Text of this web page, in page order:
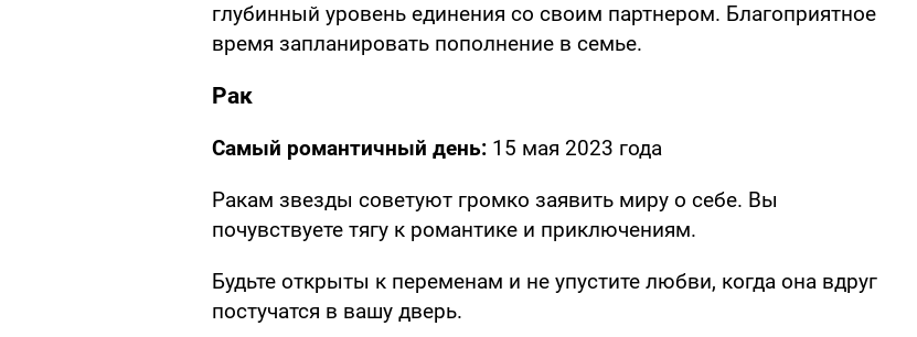
глубинный уровень единения со своим партнером. Благоприятное
время запланировать пополнение в семье.
Рак
Самый романтичный день: 15 мая 2023 года
Ракам звезды советуют громко заявить миру о себе. Вы
почувствуете тягу к романтике и приключениям.
Будьте открыты к переменам и не упустите любви, когда она вдруг
постучатся в вашу дверь.